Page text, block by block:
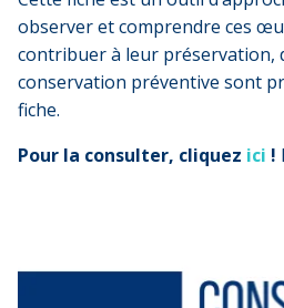
observer et comprendre ces
contribuer à leur préservation,
conservation préventive sont
fiche.
Pour la consulter, cliquez ici !